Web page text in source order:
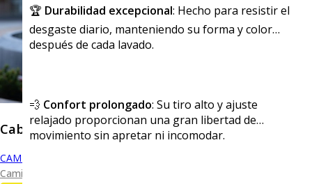
Caballero
CAMISAS
Camisa Premium Bambú
🏆 Durabilidad excepcional: Hecho para resistir el
desgaste diario, manteniendo su forma y color
después de cada lavado.
💨 Confort prolongado: Su tiro alto y ajuste
relajado proporcionan una gran libertad de
movimiento sin apretar ni incomodar.